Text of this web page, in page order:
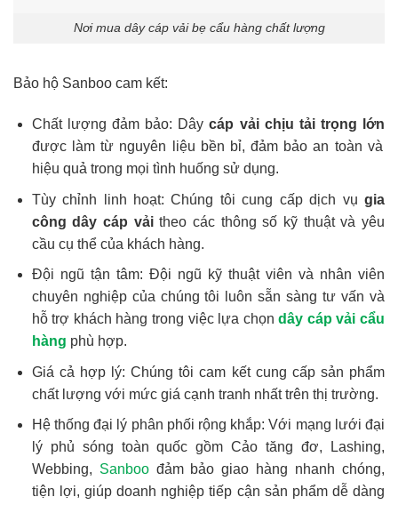
Nơi mua dây cáp vải bẹ cẩu hàng chất lượng
Bảo hộ Sanboo cam kết:
Chất lượng đảm bảo: Dâycáp vải chịu tải trọng lớn
được làm từ nguyên liệu bền bỉ, đảm bảo an toàn và
hiệu quả trong mọi tình huống sử dụng.
Tùy chỉnh linh hoạt: Chúng tôi cung cấp dịch vụ gia
công dây cáp vảitheo các thông số kỹ thuật và yêu
cầu cụ thể của khách hàng.
Đội ngũ tận tâm: Đội ngũ kỹ thuật viên và nhân viên
chuyên nghiệp của chúng tôi luôn sẵn sàng tư vấn và
hỗ trợ khách hàng trong việc lựa chọndây cáp vải cẩu
hàng phù hợp.
Giá cả hợp lý: Chúng tôi cam kết cung cấp sản phẩm
chất lượng với mức giá cạnh tranh nhất trên thị trường.
Hệ thống đại lý phân phối rộng khắp: Với mạng lưới đại
lý phủ sóng toàn quốc gồm Cảo tăng đơ, Lashing,
Webbing, Sanboođảm bảo giao hàng nhanh chóng,
tiện lợi, giúp doanh nghiệp tiếp cận sản phẩm dễ dàng